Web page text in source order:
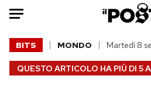
HOME
QUESTO ARTICOLO HA PIÙ DI 5
BITS MONDO Martedì 8